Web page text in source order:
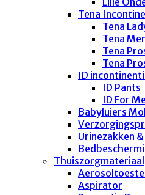
Tena
Tena
Tena
Tena
Tena
ID
ID Pants
ID For
Babyluiers
Urinezakken
Thuiszorgmateriaal
Aspirator